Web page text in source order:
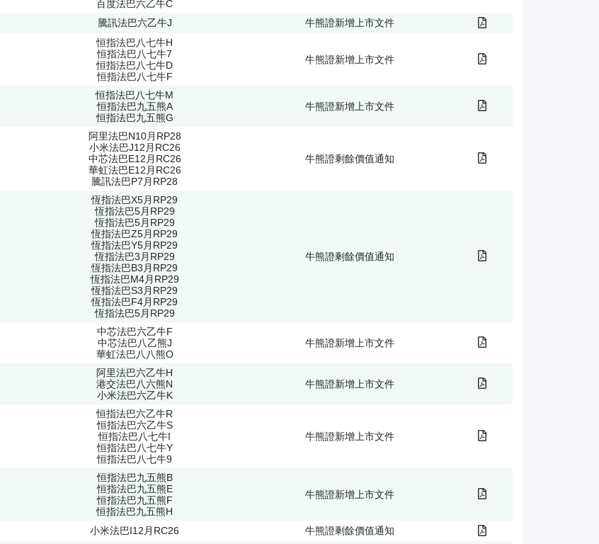
百度法巴六乙牛C
騰訊法巴六乙牛J 牛熊證新增上市文件
恒指法巴八七牛H
恒指法巴八七牛7
恒指法巴八七牛D
恒指法巴八七牛F
牛熊證新增上市文件
恒指法巴八七牛M
恒指法巴九五熊A
恒指法巴九五熊G
牛熊證新增上市文件
阿里法巴N10月RP28
小米法巴J12月RC26
中芯法巴E12月RC26
華虹法巴E12月RC26
騰訊法巴P7月RP28
牛熊證剩餘價值通知
恆指法巴X5月RP29
恆指法巴5月RP29
恆指法巴5月RP29
恆指法巴Z5月RP29
恆指法巴Y5月RP29
恆指法巴3月RP29
恆指法巴B3月RP29
恆指法巴M4月RP29
恆指法巴S3月RP29
恆指法巴F4月RP29
恆指法巴5月RP29
牛熊證剩餘價值通知
中芯法巴六乙牛F
中芯法巴八乙熊J
華虹法巴八八熊O
牛熊證新增上市文件
阿里法巴六乙牛H
港交法巴八六熊N
小米法巴六乙牛K
牛熊證新增上市文件
恒指法巴六乙牛R
恒指法巴六乙牛S
恒指法巴八七牛I
恒指法巴八七牛Y
恒指法巴八七牛9
牛熊證新增上市文件
恒指法巴九五熊B
恒指法巴九五熊E
恒指法巴九五熊F
恒指法巴九五熊H
牛熊證新增上市文件
小米法巴I12月RC26 牛熊證剩餘價值通知